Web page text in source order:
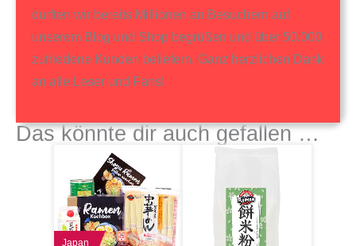
durften wir bereits Millionen an Besuchern auf
unserem Blog und Shop begrüßen und über 50.000
zufriedene Kunden beliefern. Ganz herzlichen Dank
an alle Leser und Fans!
Das könnte dir auch gefallen …
Japan